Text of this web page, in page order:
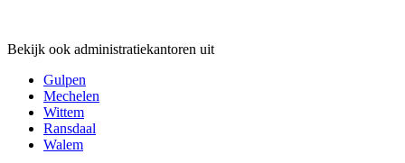
Bekijk ook administratiekantoren uit
Gulpen
Mechelen
Wittem
Ransdaal
Walem